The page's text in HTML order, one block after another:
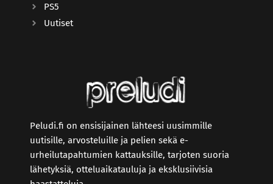
PS5
Uutiset
Peludi.fi on ensisijainen lähteesi uusimmille
uutisille, arvosteluille ja pelien sekä e-
urheilutapahtumien kattauksille, tarjoten suoria
lähetyksiä, otteluaikatauluja ja eksklusiivisia